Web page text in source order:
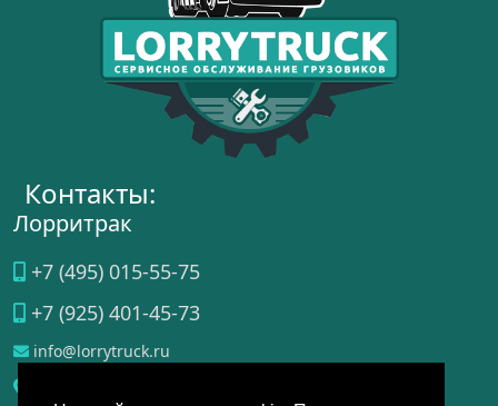
Контакты:
Лорритрак
+7 (495) 015-55-75
+7 (925) 401-45-73
info@lorrytruck.ru